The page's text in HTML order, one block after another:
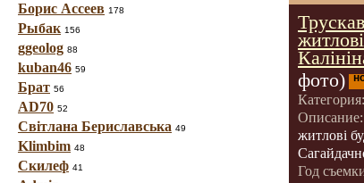
Борис Ассеев 178
Рыбак 156
ggeolog 88
kuban46 59
Брат 56
AD70 52
Світлана Бериславська 49
Klimbim 48
Скилеф 41
фото)
Категория:
Описание:
житлові
Год